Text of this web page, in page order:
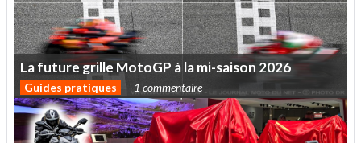
Lafuturegrille MotoGP àlami-saison 2026
Guides pratiques 1 commentaire